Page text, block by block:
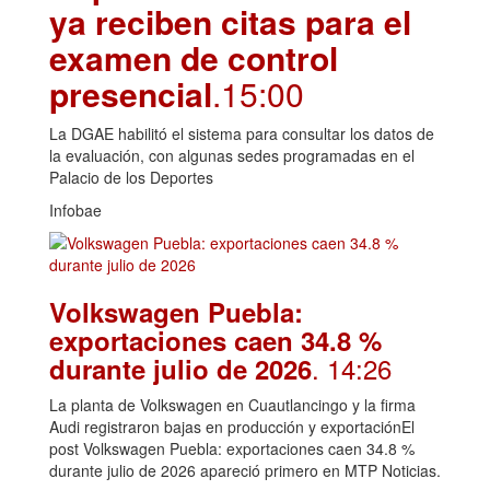
ya reciben citas para el
examen de control
presencial.15:00
La DGAE habilitó el sistema para consultar los datos de
la evaluación, con algunas sedes programadas en el
Palacio de los Deportes
Infobae
Volkswagen Puebla:
exportaciones caen 34.8 %
durante julio de 2026. 14:26
La planta de Volkswagen en Cuautlancingo y la firma
Audi registraron bajas en producción y exportaciónEl
post Volkswagen Puebla: exportaciones caen 34.8 %
durante julio de 2026 apareció primero en MTP Noticias.